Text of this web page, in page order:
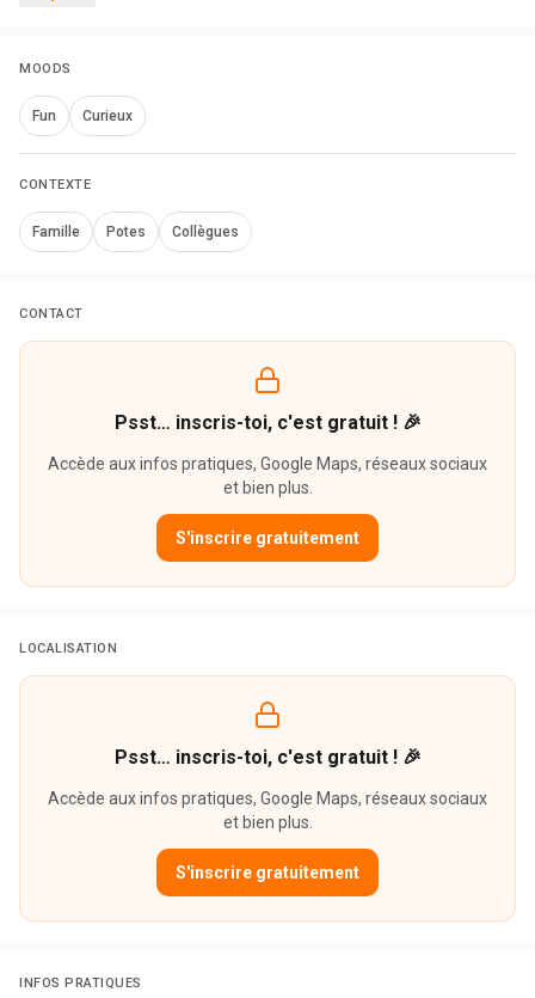
surpris !
MOODS
Fun Curieux
CONTEXTE
Famille Potes Collègues
CONTACT
Psst… inscris-toi, c'est gratuit ! 🎉
Accède aux infos pratiques, Google Maps, réseaux sociaux
et bien plus.
S'inscrire gratuitement
LOCALISATION
Psst… inscris-toi, c'est gratuit ! 🎉
Accède aux infos pratiques, Google Maps, réseaux sociaux
et bien plus.
S'inscrire gratuitement
INFOS PRATIQUES